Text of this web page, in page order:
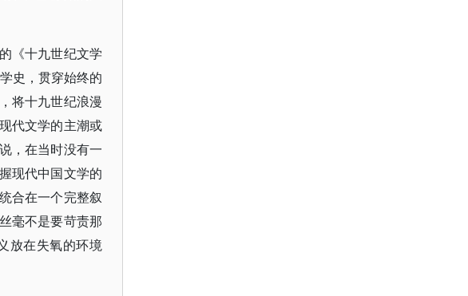
《十九世纪文学
史，贯穿始终的
将十九世纪浪漫
代文学的主潮或
，在当时没有一
现代中国文学的
合在一个完整叙
毫不是要苛责那
放在失氧的环境